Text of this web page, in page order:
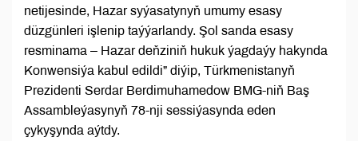
netijesinde, Hazar syýasatynyň umumy esasy
düzgünleri işlenip taýýarlandy. Şol sanda esasy
resminama – Hazar deňziniň hukuk ýagdaýy hakynda
Konwensiýa kabul edildi” diýip, Türkmenistanyň
Prezidenti Serdar Berdimuhamedow BMG-niň Baş
Assambleýasynyň 78-nji sessiýasynda eden
çykyşynda aýtdy.